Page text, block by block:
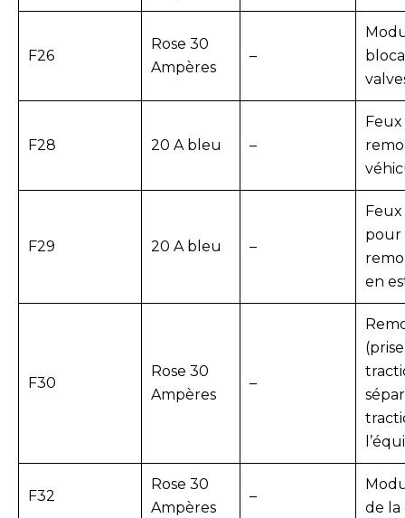
F26
Rose 30
Ampères
–
F28 20 A bleu –
F29 20 A bleu –
pour
en
F30
Rose 30
Ampères
–
F32
Rose 30
Ampères
–
de la